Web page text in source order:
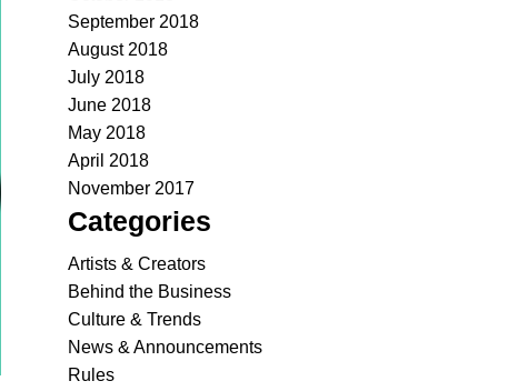
September 2018
August 2018
July 2018
June 2018
May 2018
April 2018
November 2017
Categories
Artists & Creators
Behind the Business
Culture & Trends
News & Announcements
Rules